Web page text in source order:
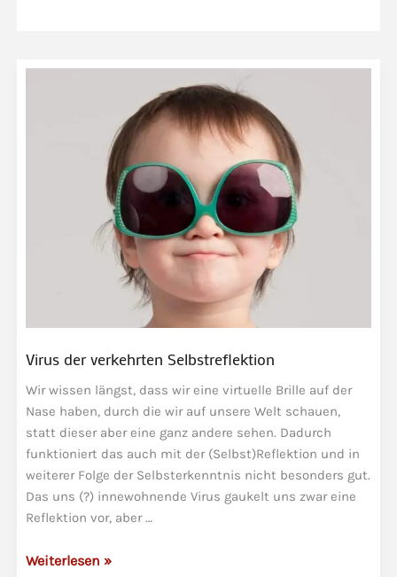
Virus der verkehrten Selbstreflektion
Wir wissen längst, dass wir eine virtuelle Brille auf der
Nase haben, durch die wir auf unsere Welt schauen,
statt dieser aber eine ganz andere sehen. Dadurch
funktioniert das auch mit der (Selbst)Reflektion und in
weiterer Folge der Selbsterkenntnis nicht besonders gut.
Das uns (?) innewohnende Virus gaukelt uns zwar eine
Reflektion vor, aber …
Virus
Weiterlesen »